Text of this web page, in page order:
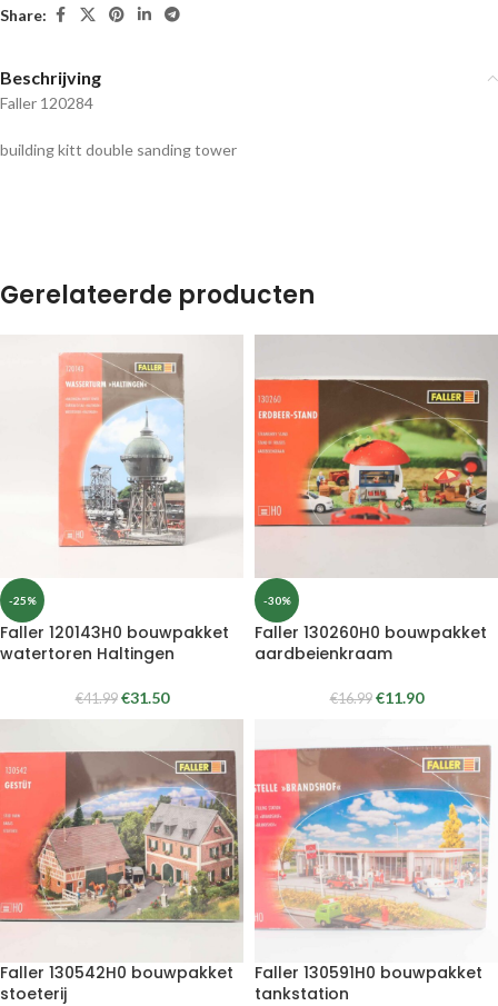
Share:
Beschrijving
Faller 120284
building kitt double sanding tower
Gerelateerde producten
-25%
Faller 120143H0 bouwpakket
watertoren Haltingen
€41.99 €31.50
-30%
Faller 130260H0 bouwpakket
aardbeienkraam
€16.99 €11.90
Faller 130542H0 bouwpakket
stoeterij
Faller 130591H0 bouwpakket
tankstation